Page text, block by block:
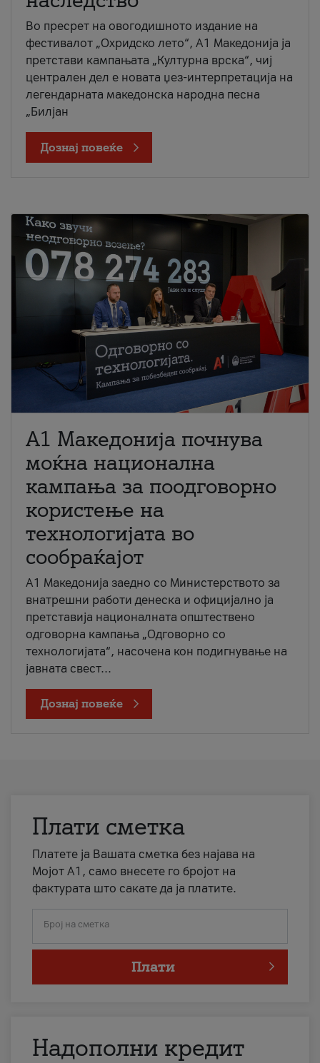
Во пресрет на овогодишното издание на
фестивалот „Охридско лето“, А1 Македонија ја
претстави кампањата „Културна врска“, чиј
централен дел е новата џез-интерпретација на
легендарната македонска народна песна
„Билјан
Дознај повеќе
A1 Македонија почнува
моќна национална
кампања за поодговорно
користење на
технологијата во
сообраќајот
A1 Македонија заедно со Министерството за
внатрешни работи денеска и официјално ја
претставија националната општествено
одговорна кампања „Одговорно со
технологијата“, насочена кон подигнување на
јавната свест...
Дознај повеќе
Плати сметка
Платете ја Вашата сметка без најава на
Мојот А1, само внесете го бројот на
фактурата што сакате да ја платите.
Број на сметка
Плати
Надополни кредит